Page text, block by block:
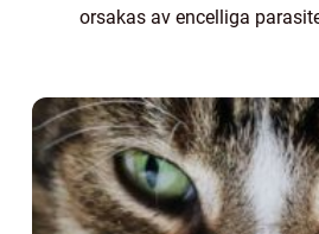
orsakas av encelliga